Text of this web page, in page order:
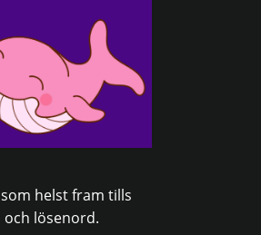
helst fram tills
och lösenord.